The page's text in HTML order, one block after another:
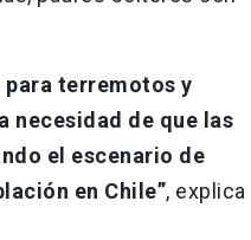
para terremotos y
necesidad de que las
el escenario de
en Chile”, explica